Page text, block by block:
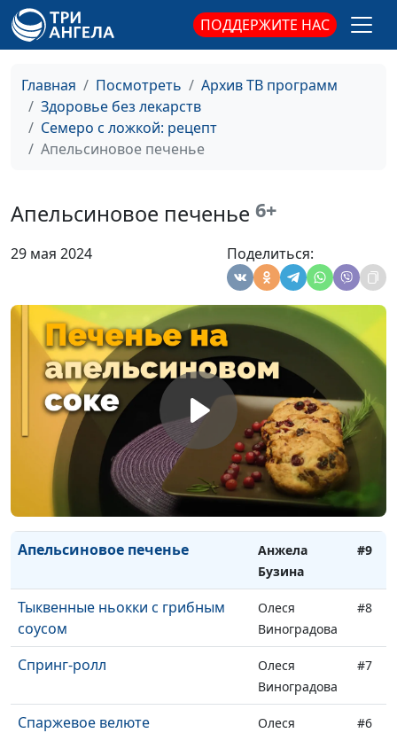
ПОДДЕРЖИТЕ НАС
Главная Посмотреть
Архив ТВ программ
Здоровье без лекарств
Семеро с ложкой: рецепт
Апельсиновое печенье
Апельсиновое печенье 6+
29 мая 2024 Поделиться:
Чечевичные вафли
Паста из брокколи в нутовом
соусе
Анжела
Овощные вафли
Анжела
Бузина
#14
Запеченная хурма и салат из
хурмы и томатов
Бузина
Жаркое из редиски
Анжела
Бузина
Греча с овощами в духовке
Анжела
Бузина
#11
Веганский салат с нори
Анжела
Бузина
#10
Апельсиновое печенье
Анжела
Бузина
#9
Тыквенные ньокки с грибным
соусом
Олеся
Виноградова
#8
Спринг-ролл
Олеся
Виноградова
#7
Спаржевое велюте
Олеся
#6